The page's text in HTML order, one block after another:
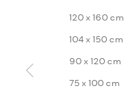
120 x 160 cm
104 x 150 cm
90 x 120 cm
75 x 100 cm